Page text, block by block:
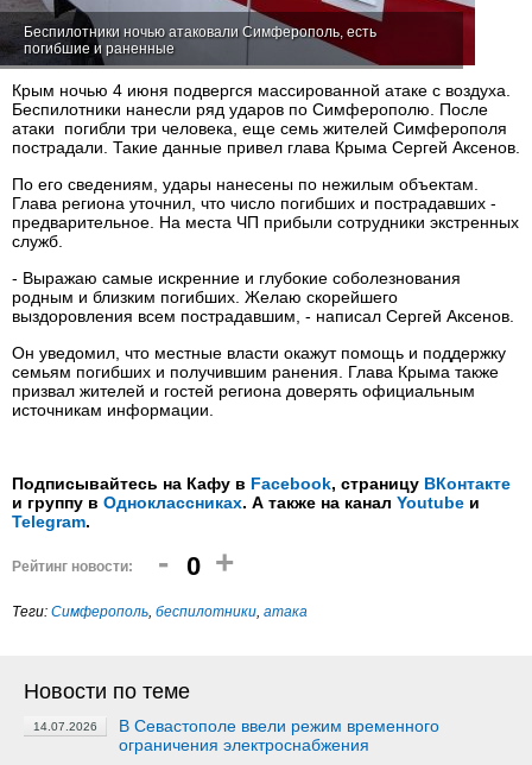
Беспилотники ночью атаковали Симферополь, есть
погибшие и раненные
Крым ночью 4 июня подвергся массированной атаке с воздуха.
Беспилотники нанесли ряд ударов по Симферополю. После
атаки погибли три человека, еще семь жителей Симферополя
пострадали. Такие данные привел глава Крыма Сергей Аксенов.
По его сведениям, удары нанесены по нежилым объектам.
Глава региона уточнил, что число погибших и пострадавших -
предварительное. На места ЧП прибыли сотрудники экстренных
служб.
- Выражаю самые искренние и глубокие соболезнования
родным и близким погибших. Желаю скорейшего
выздоровления всем пострадавшим, - написал Сергей Аксенов.
Он уведомил, что местные власти окажут помощь и поддержку
семьям погибших и получившим ранения. Глава Крыма также
призвал жителей и гостей региона доверять официальным
источникам информации.
Подписывайтесь на Кафу в Facebook, страницу ВКонтакте
и группу в Одноклассниках. А также на канал Youtube и
Telegram.
Рейтинг новости: - 0 +
Теги: Симферополь, беспилотники, атака
Новости по теме
14.07.2026
В Севастополе ввели режим временного
ограничения электроснабжения